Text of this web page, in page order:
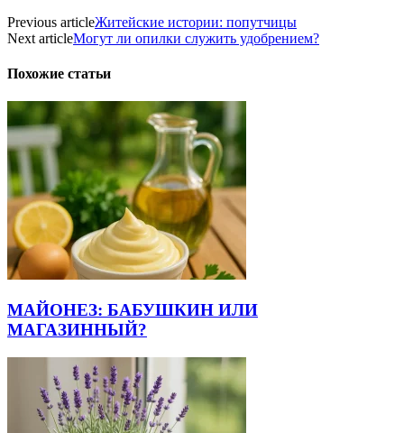
Previous articleЖитейские истории: попутчицы
Next articleМогут ли опилки служить удобрением?
Похожие статьи
МАЙОНЕЗ: БАБУШКИН ИЛИ
МАГАЗИННЫЙ?